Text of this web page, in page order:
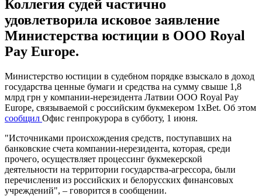
Коллегия судей частично
удовлетворила исковое заявление
Министерства юстиции в ООО Royal
Pay Europe.
Министерство юстиции в судебном порядке взыскало в доход
государства ценные бумаги и средства на сумму свыше 1,8
млрд грн у компании-нерезидента Латвии ООО Royal Pay
Europe, связываемой с российским букмекером 1xBet. Об этом
сообщил Офис генпрокурора в субботу, 1 июня.
"Источниками происхождения средств, поступавших на
банковские счета компании-нерезидента, которая, среди
прочего, осуществляет процессинг букмекерской
деятельности на территории государства-агрессора, были
перечисления из российских и белорусских финансовых
учреждений", – говорится в сообщении.